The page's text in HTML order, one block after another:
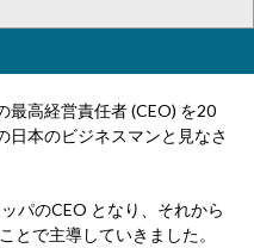
最高経営責任者 (CEO) を20
日本のビジネスマンと見なさ
パのCEO となり、それから
とで主導していきました。